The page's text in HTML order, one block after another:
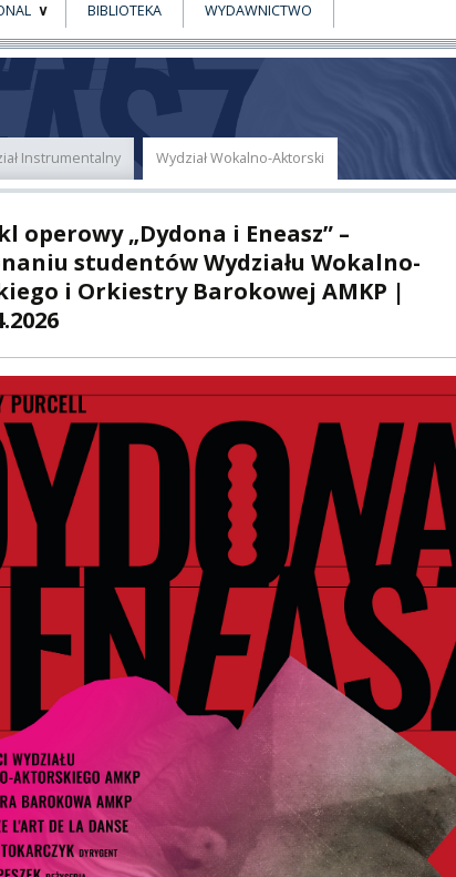
BIBLIOTEKA WYDAWNICTWO
Instrumentalny Wydział Wokalno-Aktorski
operowy „Dydona i Eneasz” –
studentów Wydziału Wokalno-
i Orkiestry Barokowej AMKP |